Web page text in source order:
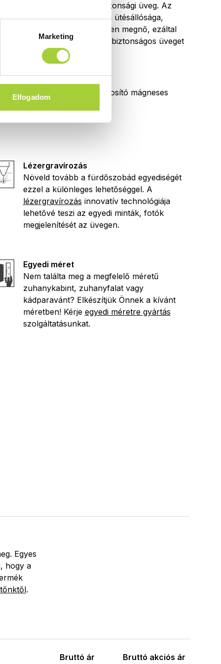
Marketing
Elfogadom
6 mm vastag edzett biztonsági üveg. Az
edzés hatására az üveg ütésállósága,
terhelhetősége jelentősen megnő, ezáltal
egy rendkívül tartós és biztonságos üveget
kapunk.
Tökéletes záródást biztosító mágneses
tömítőprofilok.
Lézergravírozás
Növeld tovább a fürdőszobád egyediségét
ezzel a különleges lehetőséggel. A
lézergravírozás innovatív technológiája
lehetővé teszi az egyedi minták, fotók
megjelenítését az üvegen.
Egyedi méret
Nem találta meg a megfelelő méretű
zuhanykabint, zuhanyfalat vagy
kádparavánt? Elkészítjük Önnek a kívánt
méretben! Kérje egyedi méretre gyártás
szolgáltatásunkat.
Egyes
hogy a
.
Bruttó ár Bruttó akciós ár